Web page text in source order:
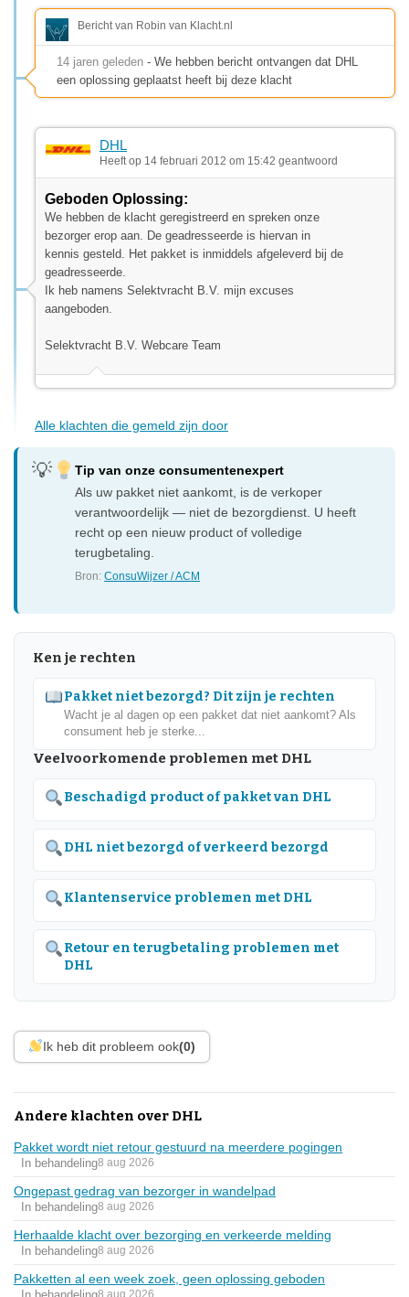
Bericht van Robin van Klacht.nl
14 jaren geleden - We hebben bericht ontvangen dat DHL
een oplossing geplaatst heeft bij deze klacht
DHL
Heeft op 14 februari 2012 om 15:42 geantwoord
Geboden Oplossing:
We hebben de klacht geregistreerd en spreken onze
bezorger erop aan. De geadresseerde is hiervan in
kennis gesteld. Het pakket is inmiddels afgeleverd bij de
geadresseerde.
Ik heb namens Selektvracht B.V. mijn excuses
aangeboden.
Selektvracht B.V. Webcare Team
Alle klachten die gemeld zijn door
Tip van onze consumentenexpert
Als uw pakket niet aankomt, is de verkoper
verantwoordelijk — niet de bezorgdienst. U heeft
recht op een nieuw product of volledige
terugbetaling.
Bron:ConsuWijzer / ACM
Ken je rechten
Pakket niet bezorgd? Dit zijn je rechten
Wacht je al dagen op een pakket dat niet aankomt? Als
consument heb je sterke...
Veelvoorkomende problemen met DHL
Beschadigd product of pakket van DHL
DHL niet bezorgd of verkeerd bezorgd
Klantenservice problemen met DHL
Retour en terugbetaling problemen met
DHL
Ik heb dit probleem ook(0)
Andere klachten over DHL
Pakket wordt niet retour gestuurd na meerdere pogingen
In behandeling8 aug 2026
Ongepast gedrag van bezorger in wandelpad
In behandeling8 aug 2026
Herhaalde klacht over bezorging en verkeerde melding
In behandeling8 aug 2026
Pakketten al een week zoek, geen oplossing geboden
8 aug 2026